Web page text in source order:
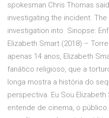
spokesman Chris Thomas
investigating the incident.
investigation into Sinopse:
Elizabeth Smart (2018) –
apenas 14 anos, Elizabeth
fanático religioso, que a
longa mostra a história do
perspectiva. Eu Sou
entende de cinema, o